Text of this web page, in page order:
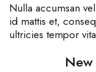
Nulla accumsan
id mattis et,
ultricies tempor